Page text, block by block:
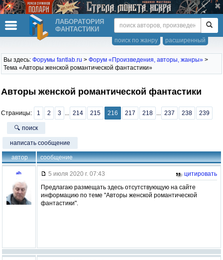
ЛАБОРАТОРИЯ
ФАНТАСТИКИ
расширенный
поиск по жанру
Вы здесь: Форумы fantlab.ru > Форум «Произведения, авторы, жанры» >
Тема «Авторы женской романтической фантастики»
Авторы женской романтической фантастики
Страницы: 1 2 3 ... 214 215 216 217 218 ... 237 238 239
🔍 поиск
написать сообщение
автор сообщение
alh 5 июля 2020 г. 07:43
цитировать
Предлагаю размещать здесь отсутствующую на сайте
информацию по теме "Авторы женской романтической
фантастики".